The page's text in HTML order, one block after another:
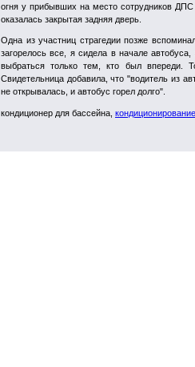
огня у прибывших на место сотрудников
оказалась закрытая задняя дверь.
Одна из участниц страгедии позже
загорелось все, я сидела в начале
выбраться только тем, кто был впереди.
Свидетельница добавила, что "водитель из
не открывалась, и автобус горел долго".
кондиционер для бассейна,